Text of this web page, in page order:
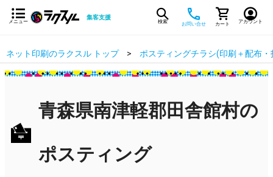
メニュー
集客支援
検索 お問い合せ カート アカウント
ネット印刷のラクスル トップ ポスティングチラシ(印刷＋配布・
青森県南津軽郡田舎館村の
ポスティング